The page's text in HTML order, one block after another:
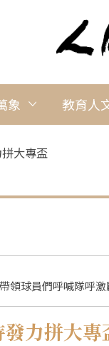
象 教育人
大專盃
領球員們呼喊隊呼
力拼大專